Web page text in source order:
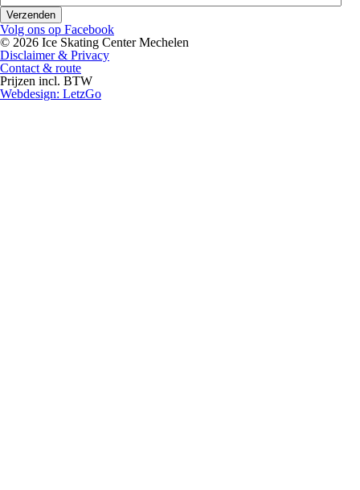
Volg ons op Facebook
© 2026 Ice Skating Center Mechelen
Disclaimer & Privacy
Contact & route
Prijzen incl. BTW
Webdesign: LetzGo